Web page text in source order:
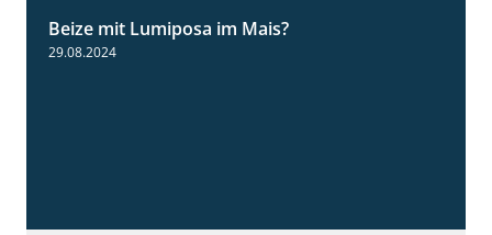
Beize mit Lumiposa im Mais?
29.08.2024